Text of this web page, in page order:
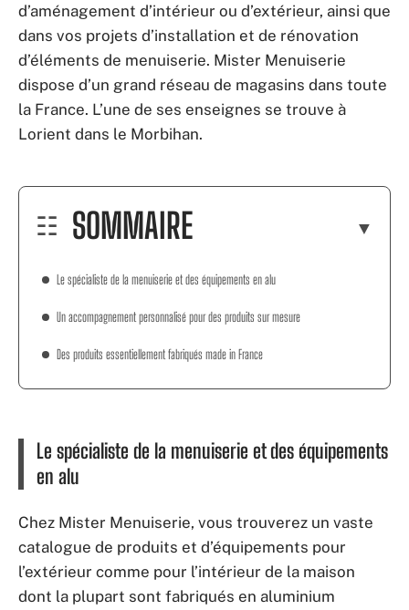
d’aménagement d’intérieur ou d’extérieur, ainsi que
dans vos projets d’installation et de rénovation
d’éléments de menuiserie. Mister Menuiserie
dispose d’un grand réseau de magasins dans toute
la France. L’une de ses enseignes se trouve à
Lorient dans le Morbihan.
SOMMAIRE
Le spécialiste de la menuiserie et des équipements en alu
Un accompagnement personnalisé pour des produits sur mesure
Des produits essentiellement fabriqués made in France
Le spécialiste de la menuiserie et des équipements
en alu
Chez Mister Menuiserie, vous trouverez un vaste
catalogue de produits et d’équipements pour
l’extérieur comme pour l’intérieur de la maison
dont la plupart sont fabriqués en aluminium